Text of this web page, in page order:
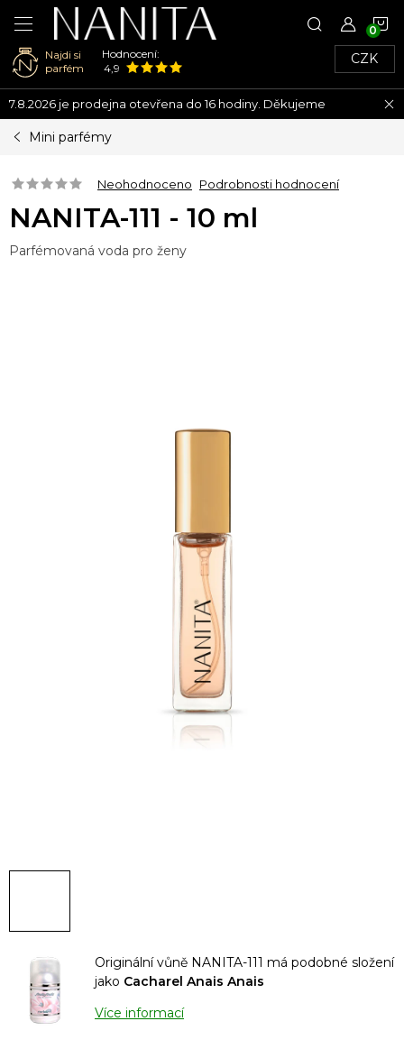
Přejít
na
obsah
Najdi si
parfém
Hodnocení:
4,9
CZK
7.8.2026 je prodejna otevřena do 16 hodiny. Děkujeme
Mini parfémy
Neohodnoceno Podrobnosti hodnocení
NANITA-111 - 10 ml
Parfémovaná voda pro ženy
Originální vůně NANITA-111 má podobné složení
jako Cacharel Anais Anais
Více informací